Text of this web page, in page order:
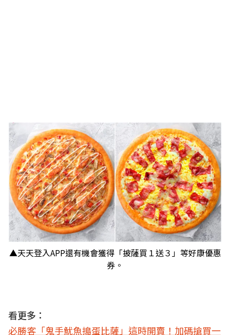
▲天天登入APP還有機會獲得「披薩買１送３」等好康優惠
券。
看更多：
必勝客「鬼手魷魚搗蛋比薩」這時開賣！加碼搶買一